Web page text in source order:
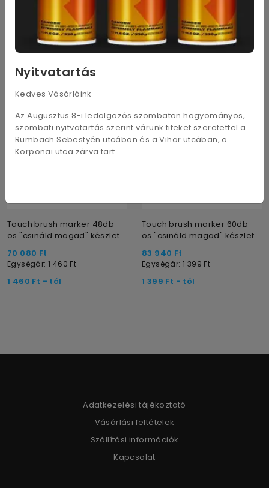
Nyitvatartás
Kedves Vásárlóink
Az Augusztus 8-i ledolgozós szombaton hagyományos,
szombati nyitvatartás szerint várunk titeket szeretettel a
Rumbach Sebestyén utcában és a Vihar utcában, a
Korponai utca zárva tart.
Egységár: 1 550 Ft
Ft- tól
Egységár: 1 500
960Ft - tól
Touch brush marker 48db-
os "csináld magad" készlet
70 080 Ft
Egységár: 1 460 Ft
1 460 Ft - tól
Touch brush marker 60db-
os "csináld magad" készlet
83 940 Ft
Egységár: 1 399 Ft
1 399 Ft - tól
Adatkezelési tájékoztató
Vásárlási feltételek
Szállítási információk
Kapcsolat